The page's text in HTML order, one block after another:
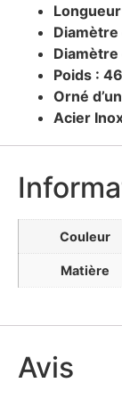
Diamètre
Poids :
Orné
Acier
Couleur
Matière
Avis